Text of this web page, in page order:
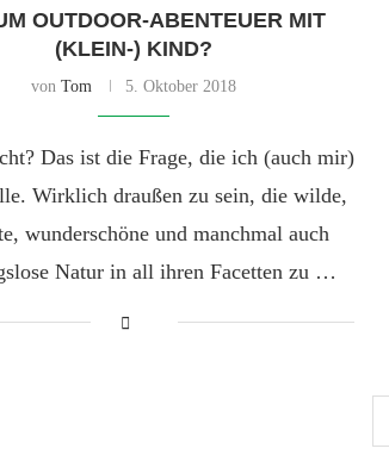
OUTDOOR-ABENTEUER MIT
(KLEIN-) KIND?
von Tom 5. Oktober 2018
Das ist die Frage, die ich (auch mir)
Wirklich draußen zu sein, die wilde,
wunderschöne und manchmal auch
Natur in all ihren Facetten zu …